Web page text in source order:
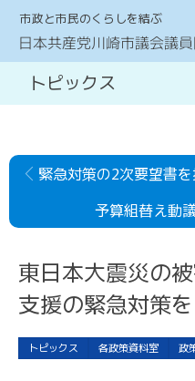
市政と市民のくらしを結ぶ
日本共産党川崎市議会議
トピックス
緊急対策の2次要望書
東日本大震災の
支援の緊急対策
トピックス 各政策資料室 政